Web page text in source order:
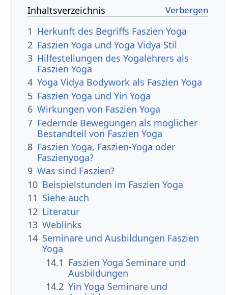
Inhaltsverzeichnis
1 Herkunft des Begriffs Faszien Yoga
2 Faszien Yoga und Yoga Vidya Stil
3 Hilfestellungen des Yogalehrers als
Faszien Yoga
4 Yoga Vidya Bodywork als Faszien Yoga
5 Faszien Yoga und Yin Yoga
6 Wirkungen von Faszien Yoga
7 Federnde Bewegungen als möglicher
Bestandteil von Faszien Yoga
8 Faszien Yoga, Faszien-Yoga oder
Faszienyoga?
9 Was sind Faszien?
10 Beispielstunden im Faszien Yoga
11 Siehe auch
12 Literatur
13 Weblinks
14 Seminare und Ausbildungen Faszien
Yoga
14.1 Faszien Yoga Seminare und
Ausbildungen
14.2 Yin Yoga Seminare und